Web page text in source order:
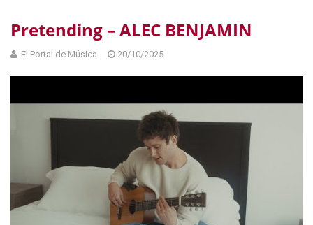
Pretending – ALEC BENJAMIN
El Portal de Música 20/10/2025